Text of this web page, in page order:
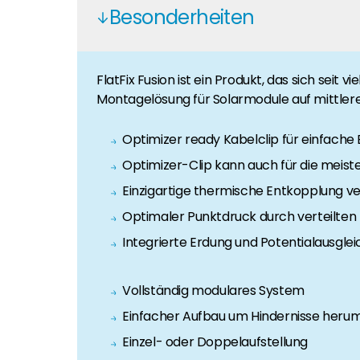
Lernen Sie unsere PV-Experten kennen.
Kunden-Portal
Bleiben Sie auf dem Laufenden mit
Sie suchen nach einem Job in der Erneuerbaren
Hauseigentümer
Wenn Sie auf der Suche nach wichtigen Produkt-
Segen Partner werden
Finden Sie einen PV-Installateur in Ihrer Region
Sie sind Privatkunde und sind auf der Suche
Besonderheiten
FlatFix Fusion ist ein Produkt, das sich seit
Montagelösung für Solarmodule auf
Optimizer ready Kabelclip für
Optimizer-Clip kann auch für die
Einzigartige thermische Entkopplung
Optimaler Punktdruck durch verteilten
Integrierte Erdung und
Vollständig modulares System
Einfacher Aufbau um Hindernisse
Einzel- oder Doppelaufstellung